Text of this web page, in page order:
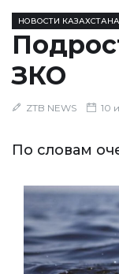
НОВОСТИ КАЗАХСТАНА
ЗКО
ZTB NEWS 10
По словам